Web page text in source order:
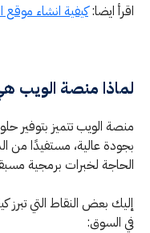
اقرأ ايضا:كيفية انشاء موقع
لماذا منصة الويب
منصة الويب تتميز بتوفير
بجودة عالية، مستفيدًا من
الحاجة لخبرات برمجية
إليك بعض النقاط التي
في السوق: